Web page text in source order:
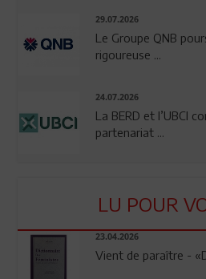
29.07.2026
Le Groupe QNB
rigoureuse ...
24.07.2026
La BERD et l’UBCI
partenariat ...
LU POUR
23.04.2026
Vient de paraître -